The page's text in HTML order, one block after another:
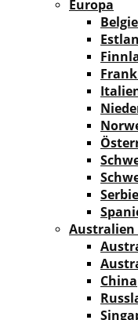
Europa
Australien
China